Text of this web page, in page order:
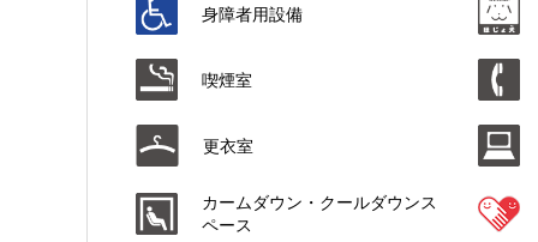
身障者用設備
喫煙室
更衣室
カームダウン・クールダウンス
ペース